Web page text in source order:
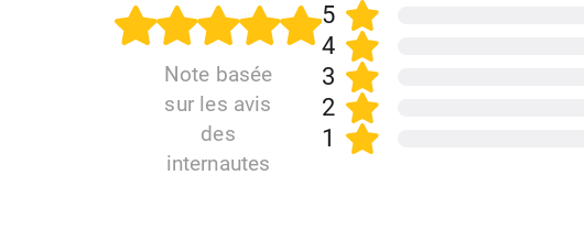
Note basée
sur les avis
des
internautes
5
4
3
2
1